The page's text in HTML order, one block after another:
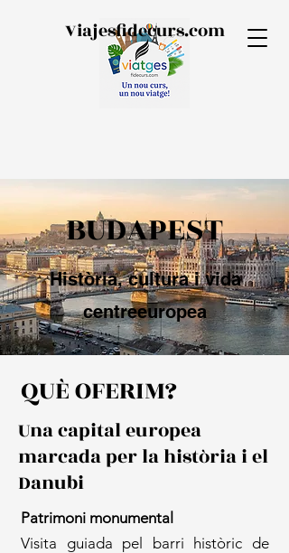
Viajesfidecurs.com
BUDAPEST
Història, cultura i vida
centreeuropea
QUÈ OFERIM?
Una capital europea
marcada per la història i el
Danubi
Patrimoni monumental​
Visita guiada pel barri històric de